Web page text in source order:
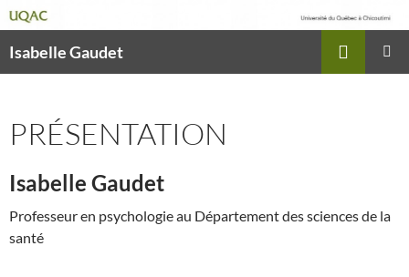
Isabelle Gaudet
PRÉSENTATION
Isabelle Gaudet
Professeur en psychologie au Département des sciences de la
santé